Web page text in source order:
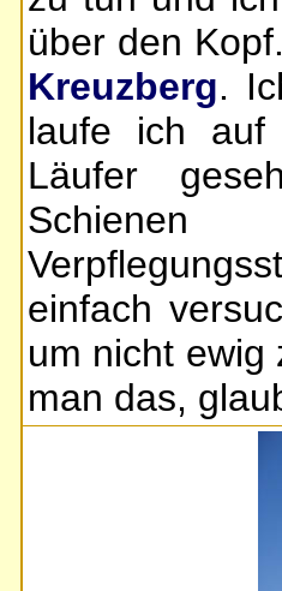
über den
Kreuzberg.
laufe ich auf
Läufer
einfach
um nicht ewig
man das,